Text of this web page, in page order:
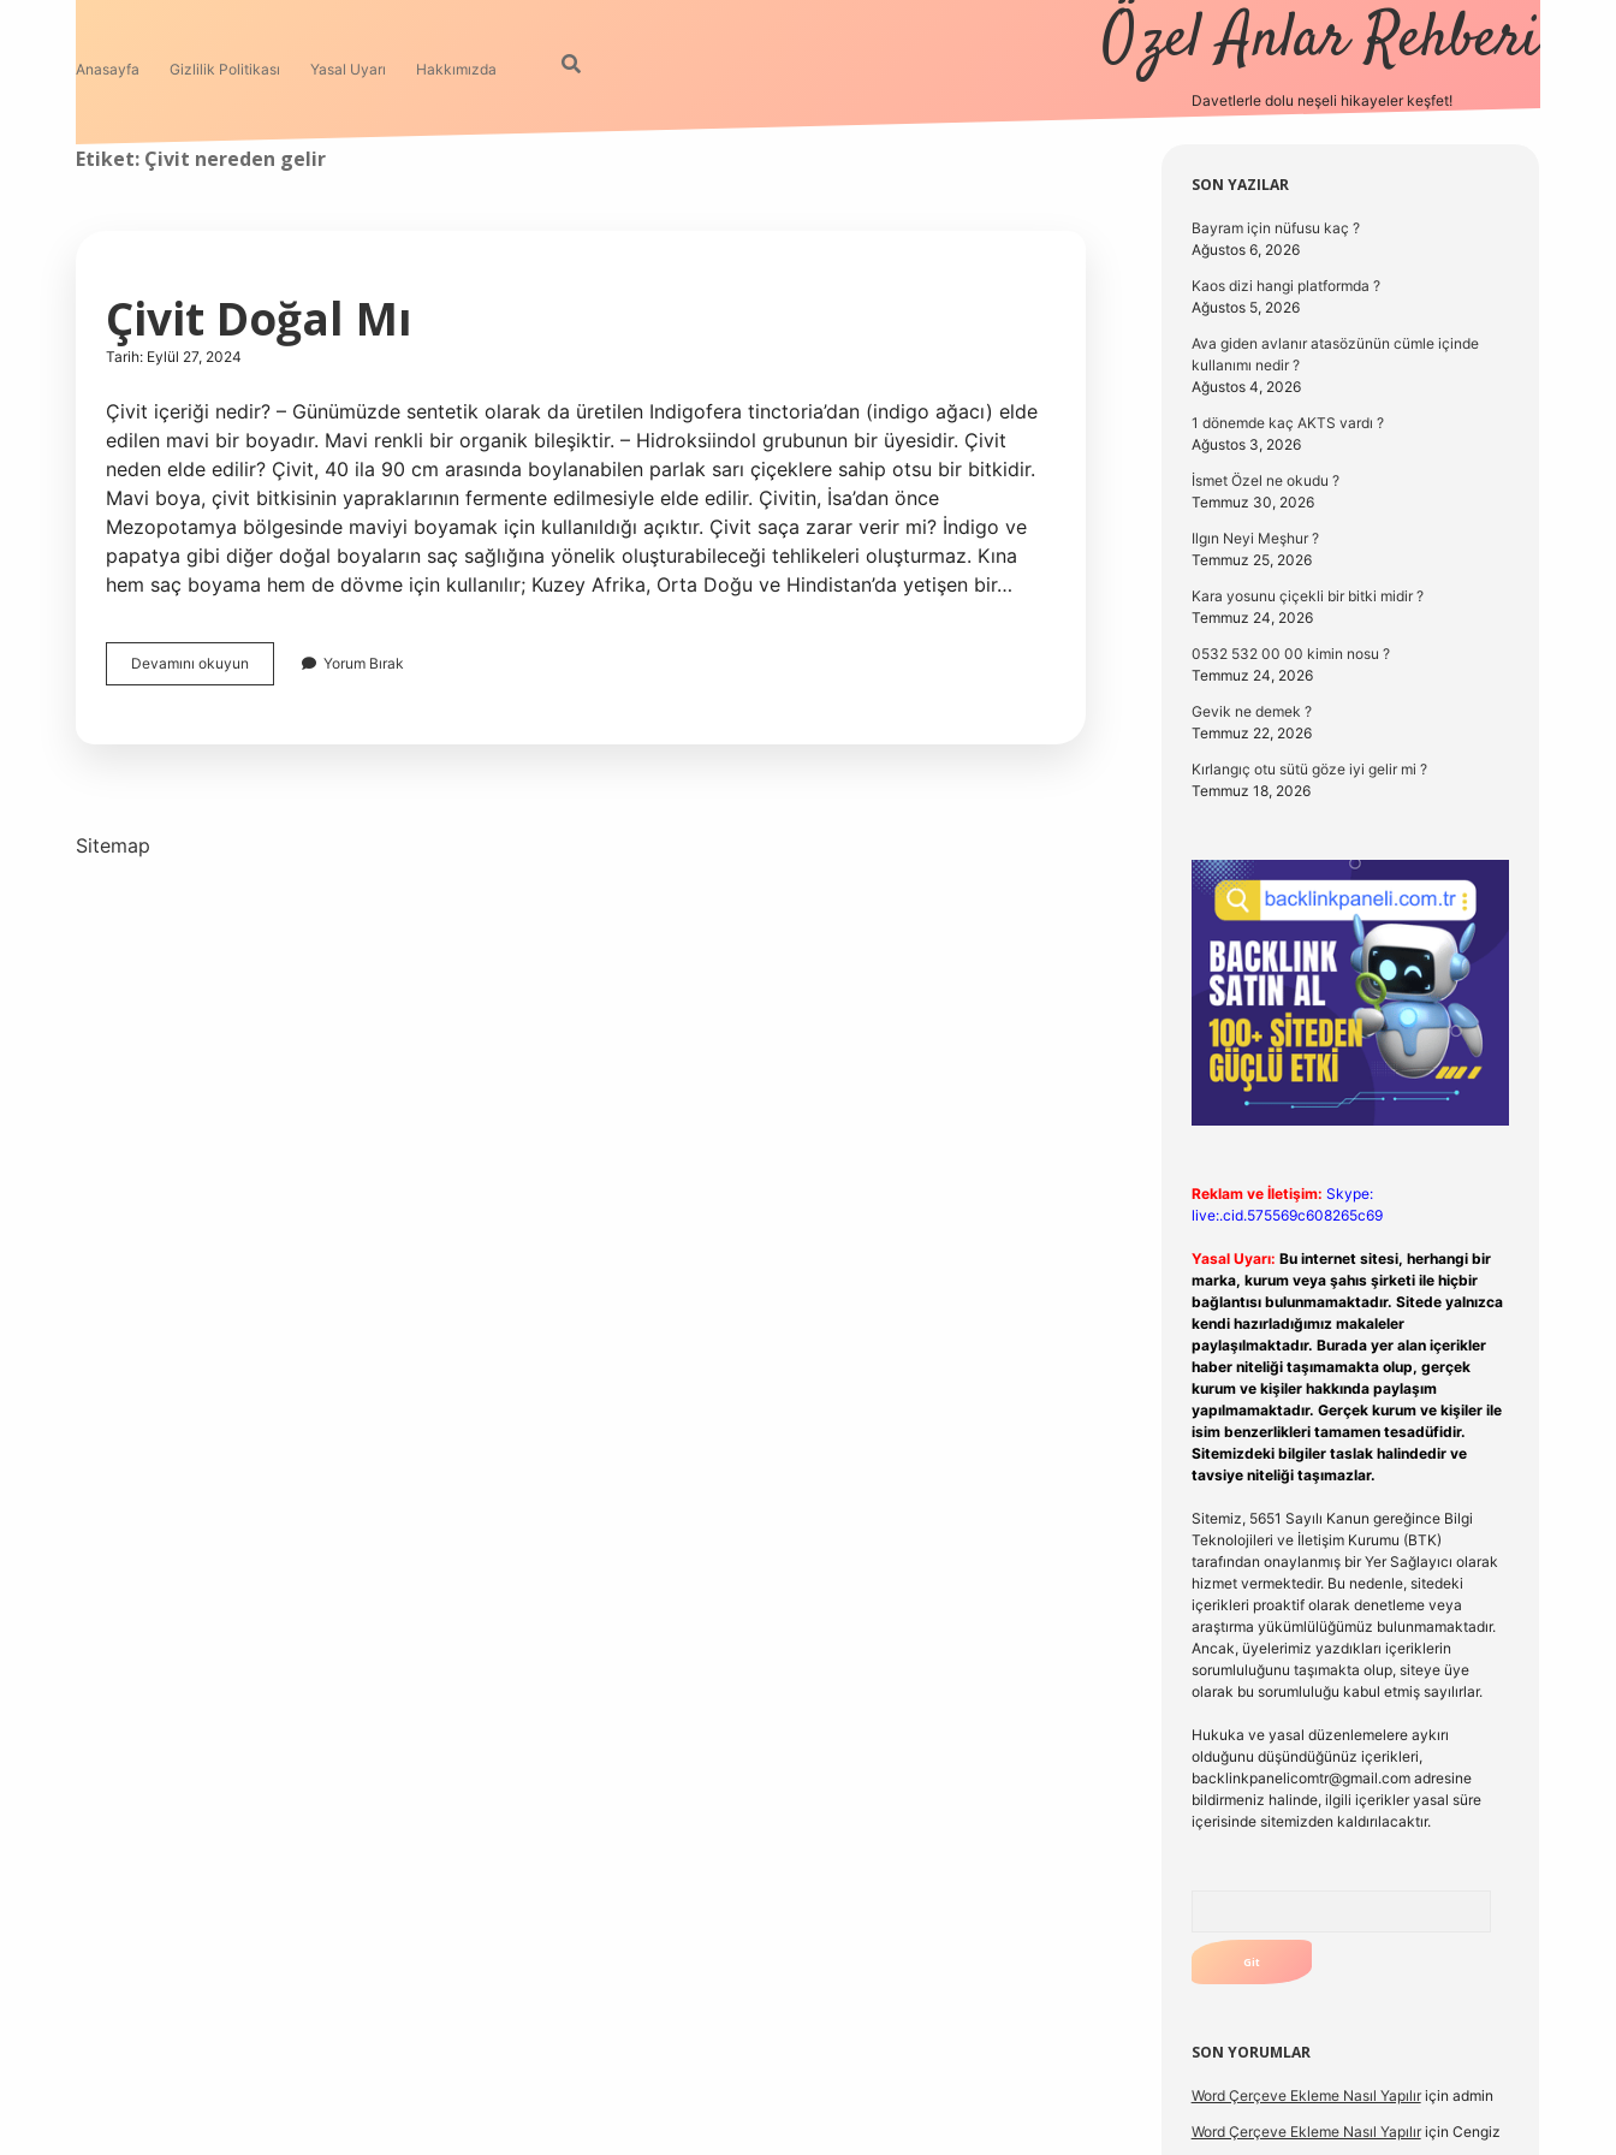
Anasayfa Gizlilik Politikası Yasal Uyarı Hakkımızda Özel Anlar Rehberi
Davetlerle dolu neşeli hikayeler keşfet!
Etiket: Çivit nereden gelir
Çivit Doğal Mı
Tarih: Eylül 27, 2024
Çivit içeriği nedir? – Günümüzde sentetik olarak da üretilen Indigofera tinctoria’dan (indigo ağacı) elde
edilen mavi bir boyadır. Mavi renkli bir organik bileşiktir. – Hidroksiindol grubunun bir üyesidir. Çivit
neden elde edilir? Çivit, 40 ila 90 cm arasında boylanabilen parlak sarı çiçeklere sahip otsu bir bitkidir.
Mavi boya, çivit bitkisinin yapraklarının fermente edilmesiyle elde edilir. Çivitin, İsa’dan önce
Mezopotamya bölgesinde maviyi boyamak için kullanıldığı açıktır. Çivit saça zarar verir mi? İndigo ve
papatya gibi diğer doğal boyaların saç sağlığına yönelik oluşturabileceği tehlikeleri oluşturmaz. Kına
hem saç boyama hem de dövme için kullanılır; Kuzey Afrika, Orta Doğu ve Hindistan’da yetişen bir…
Devamını okuyun
Doğal
Yorum Bırak
Sitemap
Sidebar
SON YAZILAR
Bayram için nüfusu kaç ?
Ağustos 6, 2026
Kaos dizi hangi platformda ?
Ağustos 5, 2026
Ava giden avlanır atasözünün cümle içinde
kullanımı nedir ?
Ağustos 4, 2026
1 dönemde kaç AKTS vardı ?
Ağustos 3, 2026
İsmet Özel ne okudu ?
Temmuz 30, 2026
Ilgın Neyi Meşhur ?
Temmuz 25, 2026
Kara yosunu çiçekli bir bitki midir ?
Temmuz 24, 2026
0532 532 00 00 kimin nosu ?
Temmuz 24, 2026
Gevik ne demek ?
Temmuz 22, 2026
Kırlangıç otu sütü göze iyi gelir mi ?
Temmuz 18, 2026
Reklam ve İletişim: Skype:
live:.cid.575569c608265c69
Yasal Uyarı: Bu internet sitesi, herhangi bir
marka, kurum veya şahıs şirketi ile hiçbir
bağlantısı bulunmamaktadır. Sitede yalnızca
kendi hazırladığımız makaleler
paylaşılmaktadır. Burada yer alan içerikler
haber niteliği taşımamakta olup, gerçek
kurum ve kişiler hakkında paylaşım
yapılmamaktadır. Gerçek kurum ve kişiler ile
isim benzerlikleri tamamen tesadüfidir.
Sitemizdeki bilgiler taslak halindedir ve
tavsiye niteliği taşımazlar.
Sitemiz, 5651 Sayılı Kanun gereğince Bilgi
Teknolojileri ve İletişim Kurumu (BTK)
tarafından onaylanmış bir Yer Sağlayıcı olarak
hizmet vermektedir. Bu nedenle, sitedeki
içerikleri proaktif olarak denetleme veya
araştırma yükümlülüğümüz bulunmamaktadır.
Ancak, üyelerimiz yazdıkları içeriklerin
sorumluluğunu taşımakta olup, siteye üye
olarak bu sorumluluğu kabul etmiş sayılırlar.
Hukuka ve yasal düzenlemelere aykırı
olduğunu düşündüğünüz içerikleri,
backlinkpanelicomtr@gmail.comadresine
bildirmeniz halinde, ilgili içerikler yasal süre
içerisinde sitemizden kaldırılacaktır.
SON YORUMLAR
Word Çerçeve Ekleme Nasıl Yapılıriçin admin
Word Çerçeve Ekleme Nasıl Yapılıriçin Cengiz